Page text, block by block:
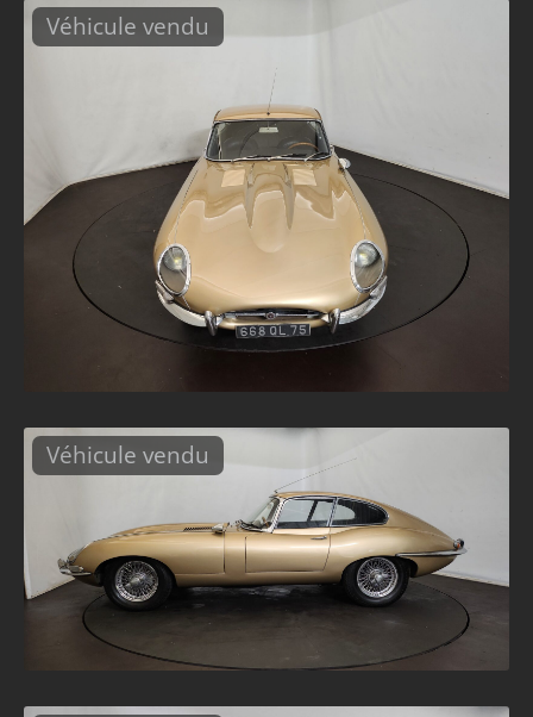
Véhicule vendu
Véhicule vendu